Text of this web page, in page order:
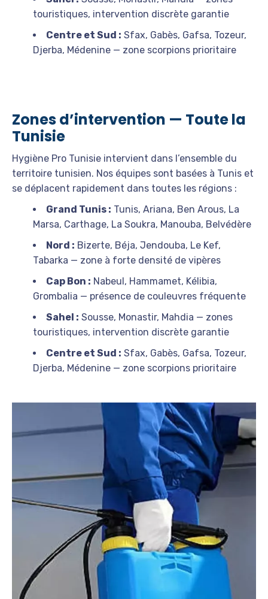
touristiques, intervention discrète garantie
Centre et Sud : Sfax, Gabès, Gafsa, Tozeur,
Djerba, Médenine — zone scorpions prioritaire
Zones d’intervention — Toute la
Tunisie
Hygiène Pro Tunisie intervient dans l’ensemble du
territoire tunisien. Nos équipes sont basées à Tunis et
se déplacent rapidement dans toutes les régions :
Grand Tunis : Tunis, Ariana, Ben Arous, La
Marsa, Carthage, La Soukra, Manouba, Belvédère
Nord : Bizerte, Béja, Jendouba, Le Kef,
Tabarka — zone à forte densité de vipères
Cap Bon : Nabeul, Hammamet, Kélibia,
Grombalia — présence de couleuvres fréquente
Sahel : Sousse, Monastir, Mahdia — zones
touristiques, intervention discrète garantie
Centre et Sud : Sfax, Gabès, Gafsa, Tozeur,
Djerba, Médenine — zone scorpions prioritaire